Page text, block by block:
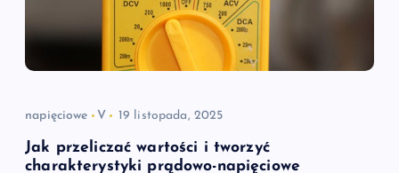
w
p
s
napięciowe V 19 listopada, 2025
Jak przeliczać wartości i tworzyć
charakterystyki prądowo-napięciowe